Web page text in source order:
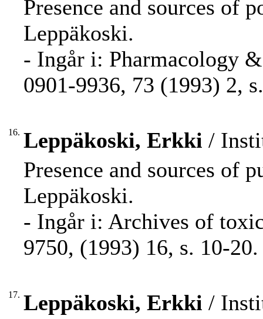
Presence and sources of
Leppäkoski.
- Ingår i: Pharmacology
0901-9936, 73 (1993) 2,
16. Leppäkoski, Erkki /
Presence and sources of
Leppäkoski.
- Ingår i: Archives of
9750, (1993) 16, s. 10-20.
17. Leppäkoski, Erkki /